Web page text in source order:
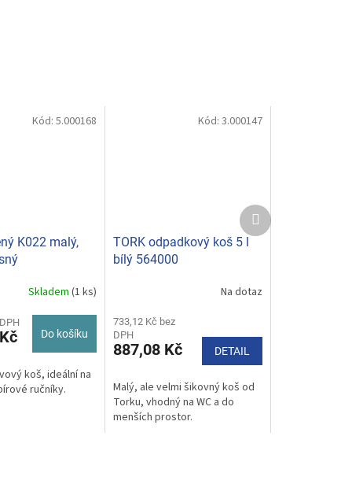
K022 malý,
Skladem(1 ks)
Do košíku
koš, ideální na
ručníky.
Kód:5.000168
TORK odpadkový koš 5 l
bílý 564000
Na dotaz
733,12 Kč bez
DPH
887,08 Kč DETAIL
Malý, ale velmi šikovný koš od
Torku, vhodný na WC a do
menších prostor.
Kód: 3.000147
Další
produkt